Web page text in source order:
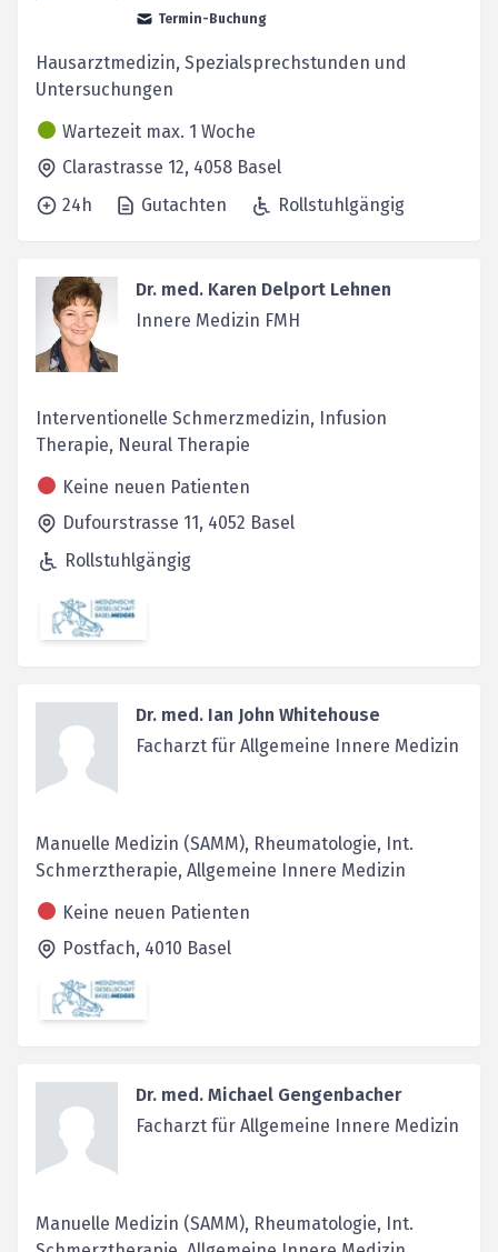
Termin-Buchung
Hausarztmedizin, Spezialsprechstunden und
Untersuchungen
Wartezeit max. 1 Woche
Clarastrasse 12, 4058 Basel
24h
Gutachten Rollstuhlgängig
Dr. med. Karen Delport Lehnen
Innere Medizin FMH
Interventionelle Schmerzmedizin, Infusion
Therapie, Neural Therapie
Keine neuen Patienten
Dufourstrasse 11, 4052 Basel
Rollstuhlgängig
Dr. med. Ian John Whitehouse
Facharzt für Allgemeine Innere Medizin
Manuelle Medizin (SAMM), Rheumatologie, Int.
Schmerztherapie, Allgemeine Innere Medizin
Keine neuen Patienten
Postfach, 4010 Basel
Dr. med. Michael Gengenbacher
Facharzt für Allgemeine Innere Medizin
Manuelle Medizin (SAMM), Rheumatologie, Int.